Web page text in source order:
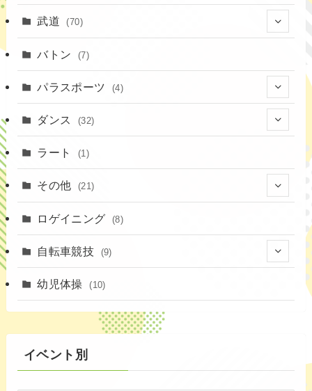
(19)
(16)
(12)
(3)
(14)
(4)
(15)
武道 (70)
(9)
(16)
バトン (7)
パラスポーツ (4)
ダンス (32)
(3)
(2)
ラート (1)
その他 (21)
(4)
ロゲイニング (8)
自転車競技 (9)
幼児体操 (10)
イベント別